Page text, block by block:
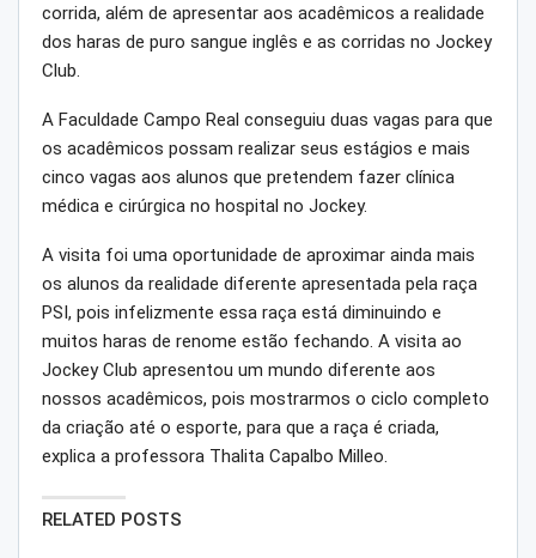
corrida, além de apresentar aos acadêmicos a realidade
dos haras de puro sangue inglês e as corridas no Jockey
Club.
A Faculdade Campo Real conseguiu duas vagas para que
os acadêmicos possam realizar seus estágios e mais
cinco vagas aos alunos que pretendem fazer clínica
médica e cirúrgica no hospital no Jockey.
A visita foi uma oportunidade de aproximar ainda mais
os alunos da realidade diferente apresentada pela raça
PSI, pois infelizmente essa raça está diminuindo e
muitos haras de renome estão fechando. A visita ao
Jockey Club apresentou um mundo diferente aos
nossos acadêmicos, pois mostrarmos o ciclo completo
da criação até o esporte, para que a raça é criada,
explica a professora Thalita Capalbo Milleo.
RELATED POSTS